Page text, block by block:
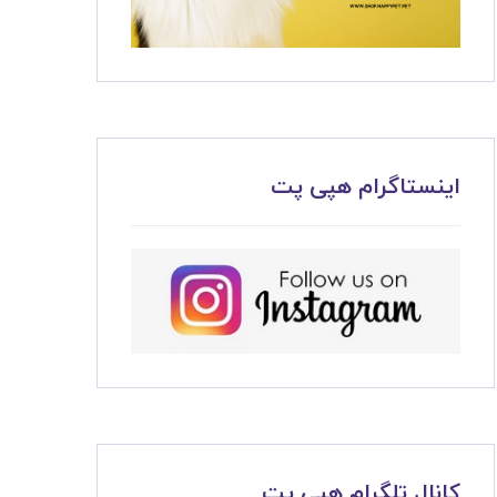
اینستاگرام هپی پت